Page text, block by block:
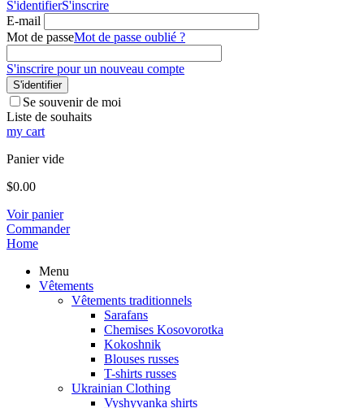
S'identifierS'inscrire
E-mail
Mot de passeMot de passe oublié ?
S'inscrire pour un nouveau compte
S'identifier
Se souvenir de moi
Liste de souhaits
my cart
Panier vide
$0.00
Voir panier
Commander
Home
Menu
Vêtements
Vêtements traditionnels
Sarafans
Chemises Kosovorotka
Kokoshnik
Blouses russes
T-shirts russes
Ukrainian Clothing
Vyshyvanka shirts